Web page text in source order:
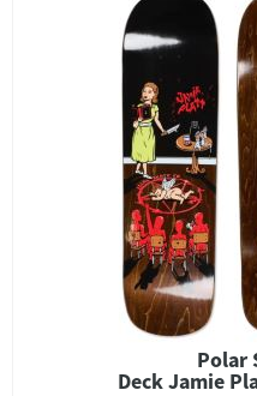
Polar
Deck Jamie